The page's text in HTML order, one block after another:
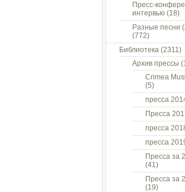
Пресс-
интервью(18)
Разные песни
(772)
Библиотека(2311)
Архив прессы
Crimea
(5)
пресса
Пресса
пресса
пресса
Пресса за
(41)
Пресса за
(19)